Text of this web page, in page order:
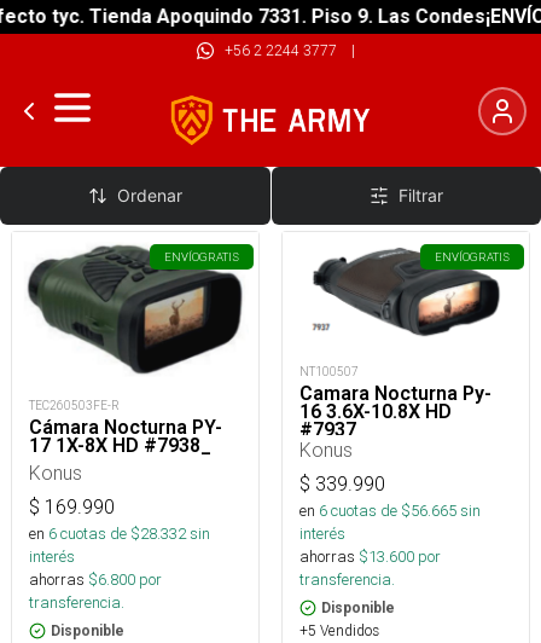
tyc. Tienda Apoquindo 7331. Piso 9. Las Condes
+56 2 2244 3777 |
Camaras
Ordenar Filtrar
ENVÍOGRATIS
TEC260503FE-R
Cámara Nocturna PY-
17 1X-8X HD #7938_
Konus
$ 169.990
en 6cuotas de $28.332sin
interés
ahorras $6.800 por
transferencia.
Disponible
ENVÍOGRATIS
NT100507
Camara Nocturna Py-
16 3.6X-10.8X HD
#7937_
Konus
$ 339.990
en 6cuotas de $56.665sin
interés
ahorras $13.600 por
transferencia.
Disponible
+5 Vendidos